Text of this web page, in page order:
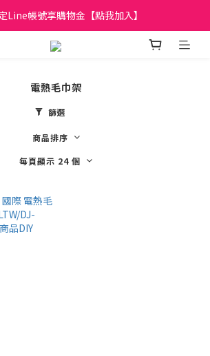
、國際牌 原廠管制價格 私訊優惠價
Line帳號享購物金【點我加入】
全館滿299元免運
電熱毛巾架
篩選
商品排序
每頁顯示 24 個